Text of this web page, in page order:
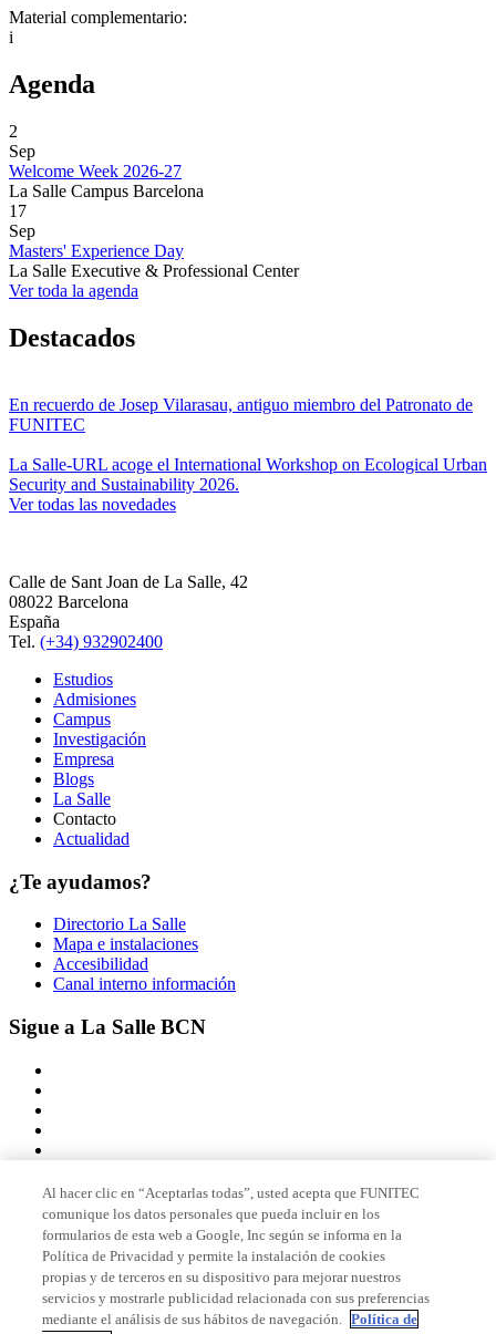
Material complementario:
i
Agenda
2
Sep
Welcome Week 2026-27
La Salle Campus Barcelona
17
Sep
Masters' Experience Day
La Salle Executive & Professional Center
Ver toda la agenda
Destacados
En recuerdo de Josep Vilarasau, antiguo miembro del Patronato de
FUNITEC
La Salle-URL acoge el International Workshop on Ecological Urban
Security and Sustainability 2026.
Ver todas las novedades
Calle de Sant Joan de La Salle, 42
08022 Barcelona
España
Tel. (+34) 932902400
Estudios
Admisiones
Campus
Investigación
Empresa
Blogs
La Salle
Contacto
Actualidad
¿Te ayudamos?
Directorio La Salle
Mapa e instalaciones
Accesibilidad
Canal interno información
Sigue a La Salle BCN
Miembro de
Acreditaciones
Al hacer clic en “Aceptarlas todas”, usted acepta que FUNITEC
comunique los datos personales que pueda incluir en los
formularios de esta web a Google, Inc según se informa en la
Política de Privacidad y permite la instalación de cookies
propias y de terceros en su dispositivo para mejorar nuestros
servicios y mostrarle publicidad relacionada con sus preferencias
mediante el análisis de sus hábitos de navegación. Política de